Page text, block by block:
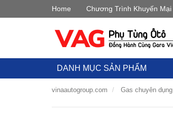
Home Chương Trình Khuyến Mại
DANH MỤC SẢN PHẨM
vinaautogroup.com Gas chuyên dụng